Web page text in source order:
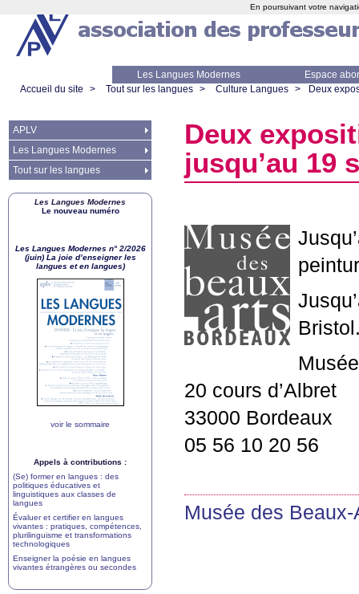
Les Langues Modernes
Espace
Accueil du site
> Tout sur les langues > Culture Langues > Deux
Deux
jusqu’au 19
20 cours d’Albret
33000 Bordeaux
05 56 10 20 56
Musée des
APLV
Les Langues Modernes
Tout sur les langues
Les Langues Modernes
Le nouveau numéro
Les Langues Modernes n° 2/2026
(juin) La joie d’enseigner les
langues et en langues)
voir le sommaire
Appels à contributions :
(Se) former en langues : des
politiques éducatives et
linguistiques aux classes de
langues
Évaluer et certifier en langues
vivantes : pratiques, compétences,
plurilinguisme et transformations
technologiques
Enseigner la poésie en langues
vivantes étrangères ou secondes
En poursuivant votre